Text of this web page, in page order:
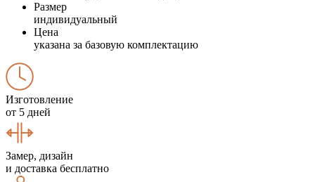
Размер
индивидуальный
Цена
указана за базовую комплектацию
Изготовление
от 5 дней
Замер, дизайн
и доставка бесплатно